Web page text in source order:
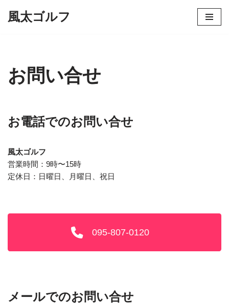
ツ
ッ
風太ゴルフ
お問い合せ
お電話でのお問い合せ
風太ゴルフ
営業時間：9時〜15時
定休日：日曜日、月曜日、祝日
095-807-0120
メールでのお問い合せ